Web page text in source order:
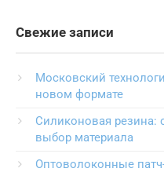
Свежие записи
Московский
новом формате
Силиконовая резина:
выбор материала
Оптоволоконные